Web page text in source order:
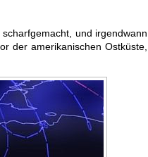
und irgendwann
der amerikanischen Ostküste,